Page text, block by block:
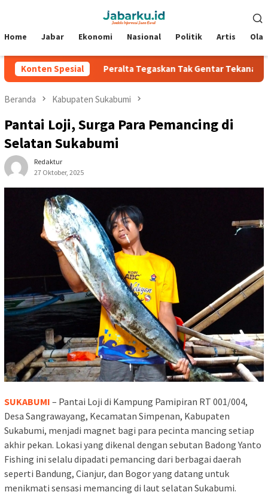
Mobile
Home Jabar Ekonomi Nasional Politik Artis
Konten Spesial
2026 Peralta Tegaskan Tak Gentar Tekanan, Siap
Beranda Kabupaten Sukabumi
Pantai Loji, Surga Para Pemancing di
Selatan Sukabumi
Redaktur
27 Oktober, 2025
SUKABUMI – Pantai Loji di Kampung Pamipiran RT 001/004,
Desa Sangrawayang, Kecamatan Simpenan, Kabupaten
Sukabumi, menjadi magnet bagi para pecinta mancing setiap
akhir pekan. Lokasi yang dikenal dengan sebutan Badong Yanto
Fishing ini selalu dipadati pemancing dari berbagai daerah
seperti Bandung, Cianjur, dan Bogor yang datang untuk
menikmati sensasi memancing di laut selatan Sukabumi.